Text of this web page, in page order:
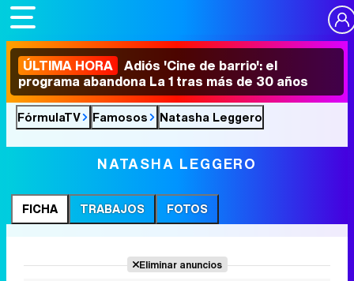
ÚLTIMA HORA Adiós 'Cine de barrio': el
programa abandona La 1 tras más de 30 años
FórmulaTV Famosos Natasha Leggero
NATASHA LEGGERO
FICHA TRABAJOS FOTOS
Eliminar anuncios